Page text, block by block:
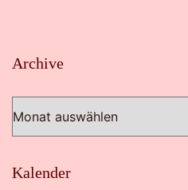
Archive
Kalender